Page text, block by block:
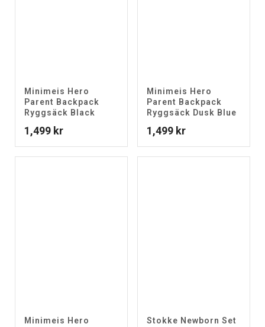
Minimeis Hero
Parent Backpack
Ryggsäck Black
1,499 kr
Minimeis Hero
Parent Backpack
Ryggsäck Dusk Blue
1,499 kr
Minimeis Hero
Stokke Newborn Set